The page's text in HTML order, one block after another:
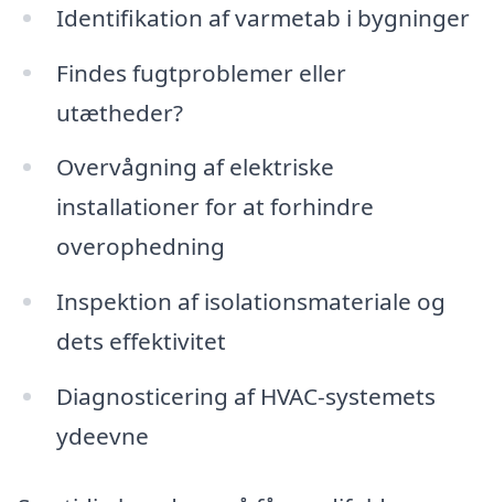
Identifikation af varmetab i bygninger
Findes fugtproblemer eller
utætheder?
Overvågning af elektriske
installationer for at forhindre
overophedning
Inspektion af isolationsmateriale og
dets effektivitet
Diagnosticering af HVAC-systemets
ydeevne